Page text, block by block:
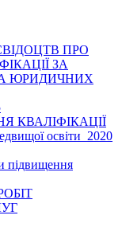
ПРО
ЗА
ЮРИДИЧНИХ
КВАЛІФІКАЦІЇ
освіти_2020
підвищення